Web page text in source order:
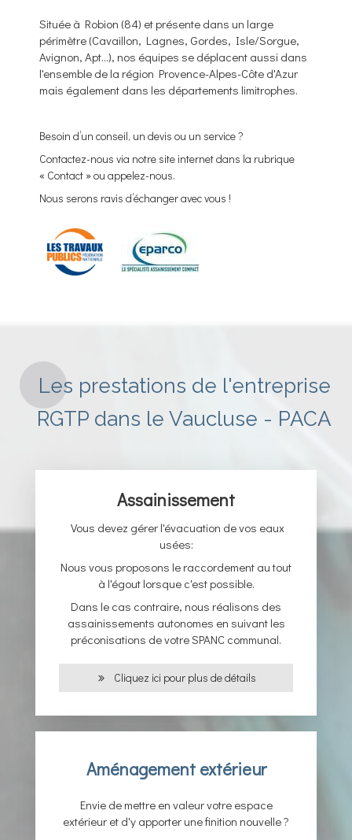
Située à Robion (84) et présente dans un large
périmètre (Cavaillon, Lagnes, Gordes, Isle/Sorgue,
Avignon, Apt...), nos équipes se déplacent aussi dans
l'ensemble de la région Provence-Alpes-Côte d'Azur
mais également dans les départements limitrophes.
Besoin d’un conseil, un devis ou un service ?
Contactez-nous via notre site internet dans la rubrique
« Contact » ou appelez-nous.
Nous serons ravis d’échanger avec vous !
Les prestations de l'entreprise
RGTP dans le Vaucluse - PACA
Assainissement
Vous devez gérer l'évacuation de vos eaux
usées:
Nous vous proposons le raccordement au tout
à l'égout lorsque c'est possible.
Dans le cas contraire, nous réalisons des
assainissements autonomes en suivant les
préconisations de votre SPANC communal.
Cliquez ici pour plus de détails
Aménagement extérieur
Envie de mettre en valeur votre espace
extérieur et d'y apporter une finition nouvelle ?